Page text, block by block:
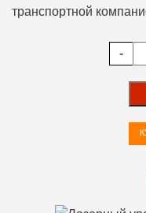
транспортной
-